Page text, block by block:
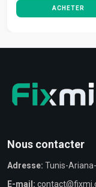
ACHETER
Nous contacter
Adresse: Tunis-
E-mail: